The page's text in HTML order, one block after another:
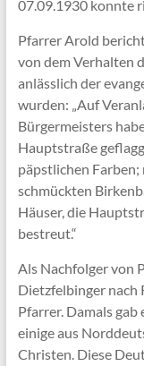
07.09.1930 konnte
Pfarrer Arold
von dem Verhalten
anlässlich der
wurden: „Auf
Bürgermeisters
Hauptstraße
päpstlichen Farben;
schmückten
Häuser, die
bestreut.“
Als Nachfolger von
Dietzfelbinger nach
Pfarrer. Damals
einige aus
Christen. Diese